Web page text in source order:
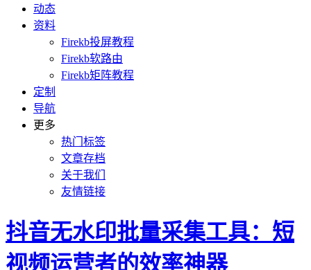
动态
资料
Firekb投屏教程
Firekb软路由
Firekb矩阵教程
定制
导航
更多
热门标签
文章存档
关于我们
友情链接
抖音无水印批量采集工具：短
视频运营者的效率神器